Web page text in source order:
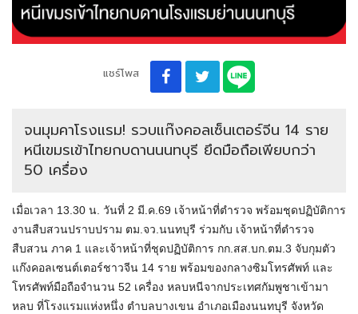
แชร์โพส
จนมุมคาโรงแรม! รวบแก๊งคอลเซ็นเตอร์จีน 14 ราย
หนีเขมรเข้าไทยกบดานนนทบุรี ยึดมือถือเพียบกว่า
50 เครื่อง
เมื่อเวลา 13.30 น. วันที่ 2 มี.ค.69 เจ้าหน้าที่ตำรวจ พร้อมชุดปฏิบัติการ
งานสืบสวนปราบปราม ตม.จว.นนทบุรี ร่วมกับ เจ้าหน้าที่ตำรวจ
สืบสวน ภาค 1 และเจ้าหน้าที่ชุดปฏิบัติการ กก.สส.บก.ตม.3 จับกุมตัว
แก๊งคอลเซนต์เตอร์ชาวจีน 14 ราย พร้อมของกลางซิมโทรศัพท์ และ
โทรศัพท์มือถือจำนวน 52 เครื่อง หลบหนีจากประเทศกัมพูชาเข้ามา
หลบ ที่โรงแรมแห่งหนึ่ง ตำบลบางเขน อำเภอเมืองนนทบุรี จังหวัด